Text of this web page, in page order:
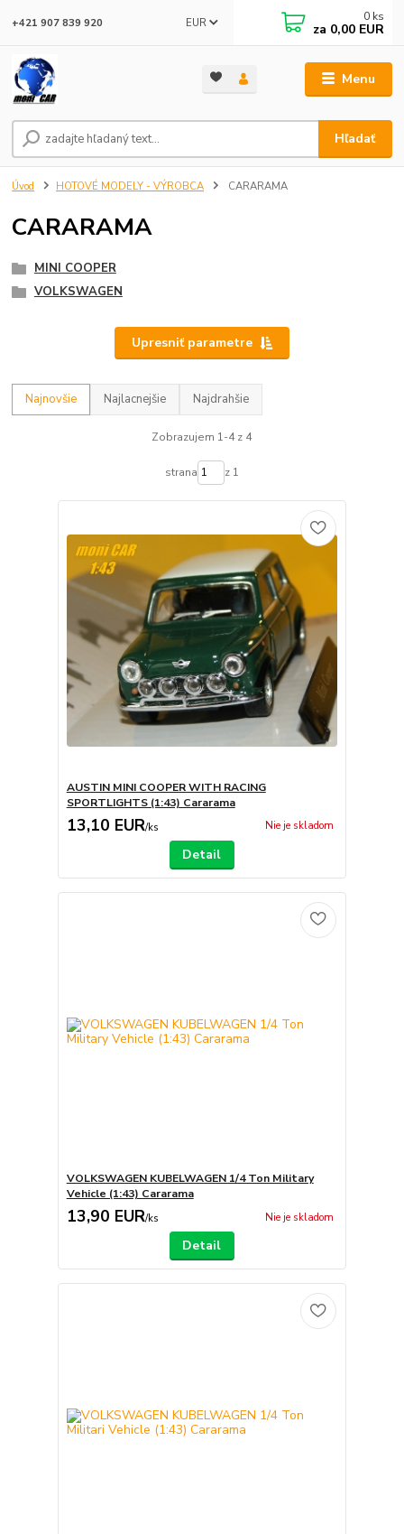
Menu
EUR
Hľadať
+421 907 839 920 0 ks
za 0,00 EUR
Úvod HOTOVÉ MODELY - VÝROBCA CARARAMA
CARARAMA
MINI COOPER
VOLKSWAGEN
Upresniť parametre
Najnovšie Najlacnejšie Najdrahšie
Zobrazujem 1-4 z 4
strana z 1
AUSTIN MINI COOPER WITH RACING
SPORTLIGHTS (1:43) Cararama
13,10 EUR/ks Nie je skladom
Detail
VOLKSWAGEN KUBELWAGEN 1/4 Ton Military
Vehicle (1:43) Cararama
13,90 EUR/ks Nie je skladom
Detail